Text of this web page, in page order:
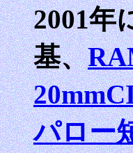
2001年
基、
パロー